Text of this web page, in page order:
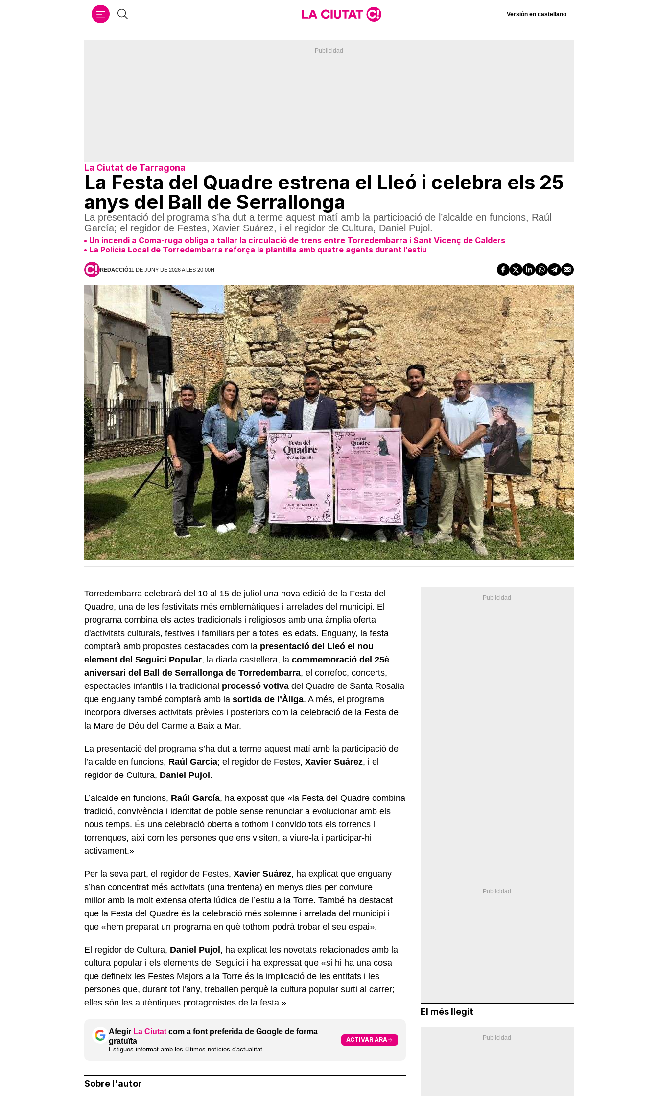
Cercar Versión en castellano
La Ciutat de Tarragona
La Festa del Quadre estrena el Lleó i celebra els 25
anys del Ball de Serrallonga
La presentació del programa s’ha dut a terme aquest matí amb la participació de l’alcalde en funcions, Raúl
García; el regidor de Festes, Xavier Suárez, i el regidor de Cultura, Daniel Pujol.
Un incendi a Coma-ruga obliga a tallar la circulació de trens entre Torredembarra i Sant Vicenç de Calders
La Policia Local de Torredembarra reforça la plantilla amb quatre agents durant l’estiu
REDACCIÓ11 DE JUNY DE 2026 A LES 20:00H
Torredembarra celebrarà del 10 al 15 de juliol una nova edició de la Festa del
Quadre, una de les festivitats més emblemàtiques i arrelades del municipi. El
programa combina els actes tradicionals i religiosos amb una àmplia oferta
d'activitats culturals, festives i familiars per a totes les edats. Enguany, la festa
comptarà amb propostes destacades com la presentació del Lleó el nou
element del Seguici Popular, la diada castellera, la commemoració del 25è
aniversari del Ball de Serrallonga de Torredembarra, el correfoc, concerts,
espectacles infantils i la tradicional processó votiva del Quadre de Santa Rosalia
que enguany també comptarà amb la sortida de l’Àliga. A més, el programa
incorpora diverses activitats prèvies i posteriors com la celebració de la Festa de
la Mare de Déu del Carme a Baix a Mar.
La presentació del programa s’ha dut a terme aquest matí amb la participació de
l’alcalde en funcions, Raúl García; el regidor de Festes, Xavier Suárez, i el
regidor de Cultura, Daniel Pujol.
L’alcalde en funcions, Raúl García, ha exposat que «la Festa del Quadre combina
tradició, convivència i identitat de poble sense renunciar a evolucionar amb els
nous temps. És una celebració oberta a tothom i convido tots els torrencs i
torrenques, així com les persones que ens visiten, a viure-la i participar-hi
activament.»
Per la seva part, el regidor de Festes, Xavier Suárez, ha explicat que enguany
s’han concentrat més activitats (una trentena) en menys dies per conviure
millor amb la molt extensa oferta lúdica de l’estiu a la Torre. També ha destacat
que la Festa del Quadre és la celebració més solemne i arrelada del municipi i
que «hem preparat un programa en què tothom podrà trobar el seu espai».
El regidor de Cultura, Daniel Pujol, ha explicat les novetats relacionades amb la
cultura popular i els elements del Seguici i ha expressat que «si hi ha una cosa
que defineix les Festes Majors a la Torre és la implicació de les entitats i les
persones que, durant tot l’any, treballen perquè la cultura popular surti al carrer;
elles són les autèntiques protagonistes de la festa.»
Afegir La Ciutat com a font preferida de Google de forma
gratuïta
Estigues informat amb les últimes notícies d'actualitat
ACTIVAR ARA
Sobre l'autor
El més llegit